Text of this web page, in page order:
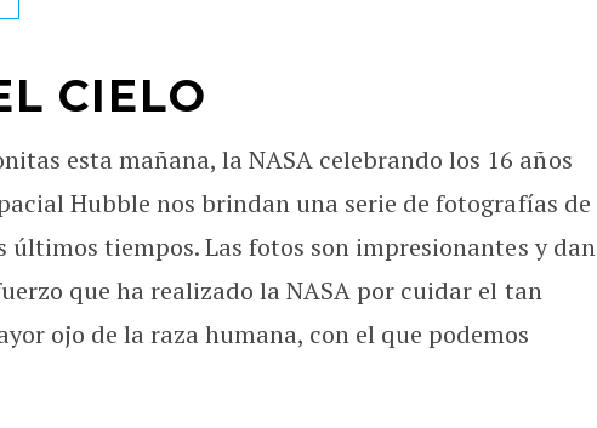
CIELO
esta mañana, la NASA celebrando los 16 años
Hubble nos brindan una serie de fotografías de
tiempos. Las fotos son impresionantes y dan
que ha realizado la NASA por cuidar el tan
ojo de la raza humana, con el que podemos